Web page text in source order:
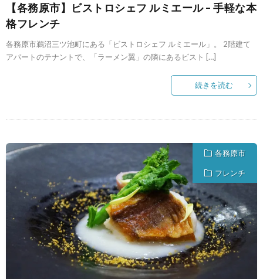
【各務原市】ビストロシェフ ルミエール – 手軽な本
格フレンチ
各務原市鵜沼三ツ池町にある「ビストロシェフ ルミエール」。 2階建て
アパートのテナントで、「ラーメン翼」の隣にあるビスト […]
続きを読む
各務原市
フレンチ